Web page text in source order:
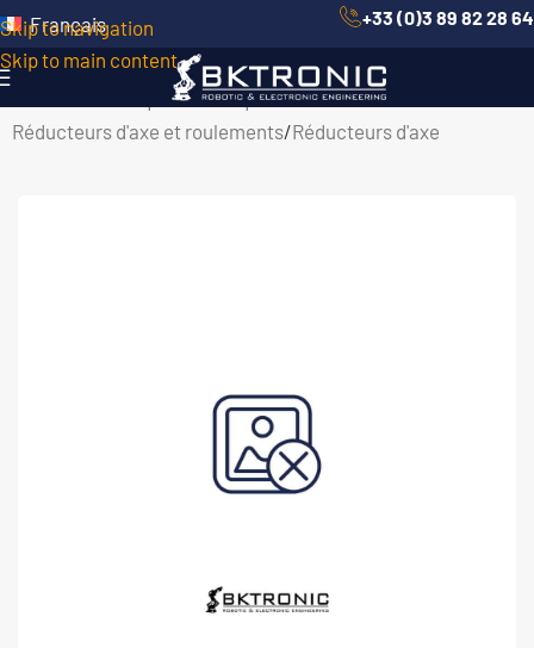
Skip to navigation
Skip to main content
Français +33 (0)3 89 82 28 64
Robotique Mécanique/
Réducteurs d'axe et roulements/Réducteurs d'axe